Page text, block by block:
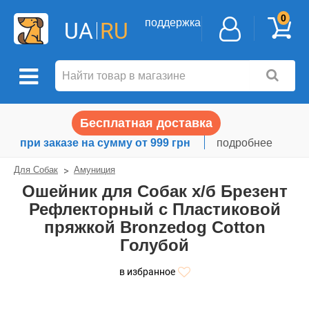
UA RU поддержка 0
Бесплатная доставка
при заказе на сумму от 999 грн подробнее
Для Собак Амуниция
Ошейник для Собак х/б Брезент
Рефлекторный c Пластиковой
пряжкой Bronzedog Сotton
Голубой
в избранное